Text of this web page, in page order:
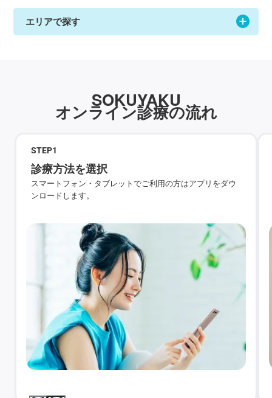
エリアで探す
SOKUYAKU
オンライン診療の流れ
STEP1
診療方法を選択
スマートフォン・タブレットでご利用の方はアプリをダウ
ンロードします。